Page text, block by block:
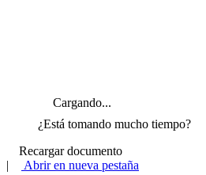
Cargando...
¿Está tomando mucho tiempo?
Recargar documento
|
Abrir en nueva pestaña